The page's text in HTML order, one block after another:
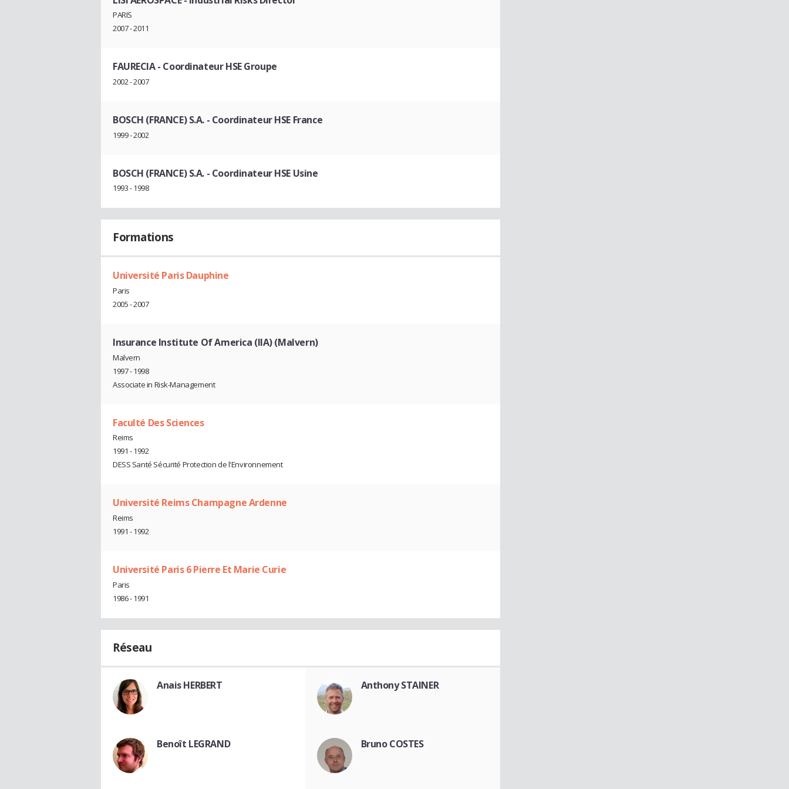
PARIS
2007 - 2011
FAURECIA- Coordinateur HSE Groupe
2002 - 2007
BOSCH (FRANCE) S.A. - Coordinateur HSE France
1999 - 2002
BOSCH (FRANCE) S.A. - Coordinateur HSE Usine
1993 - 1998
Formations
Université Paris Dauphine
Paris
2005 - 2007
Insurance Institute Of America (IIA) (Malvern)
Malvern
1997 - 1998
Associate in Risk-Management
Faculté Des Sciences
Reims
1991 - 1992
DESS Santé Sécurité Protection de l'Environnement
Université Reims Champagne Ardenne
Reims
1991 - 1992
Université Paris 6 Pierre Et Marie Curie
Paris
1986 - 1991
Réseau
Anais HERBERT Anthony STAINER
Benoît LEGRAND Bruno COSTES